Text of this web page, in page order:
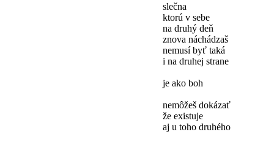
slečna
ktorú v sebe
na druhý deň
znova náchádzaš
nemusí byť taká
i na druhej strane
je ako boh
nemôžeš dokázať
že existuje
aj u toho druhého